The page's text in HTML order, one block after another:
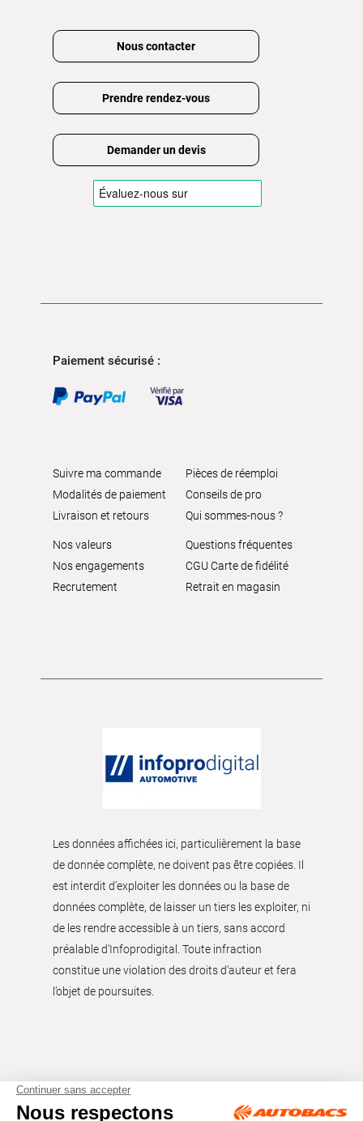
Nous contacter
Prendre rendez-vous
Demander un devis
Paiement sécurisé :
Suivre ma commande
Modalités de paiement
Livraison et retours
Pièces de réemploi
Conseils de pro
Qui sommes-nous ?
Nos valeurs
Nos engagements
Recrutement
Questions fréquentes
CGU Carte de fidélité
Retrait en magasin
Les données affichées ici, particulièrement la base
de donnée complète, ne doivent pas être copiées. Il
est interdit d’exploiter les données ou la base de
données complète, de laisser un tiers les exploiter, ni
de les rendre accessible à un tiers, sans accord
préalable d'Infoprodigital. Toute infraction
constitue une violation des droits d’auteur et fera
l’objet de poursuites.